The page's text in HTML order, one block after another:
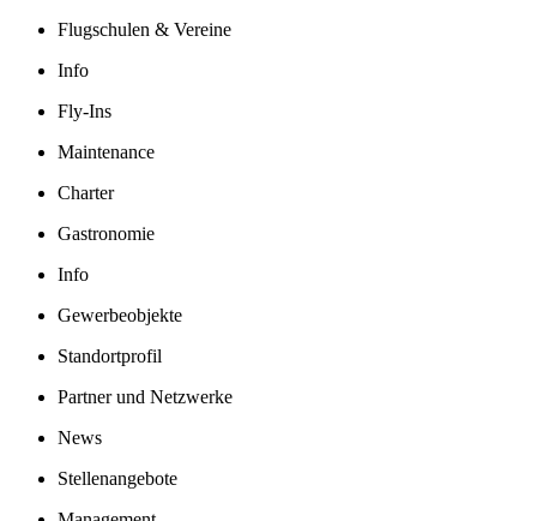
Flugschulen & Vereine
Info
Fly-Ins
Maintenance
Charter
Gastronomie
Info
Gewerbeobjekte
Standortprofil
Partner und Netzwerke
News
Stellenangebote